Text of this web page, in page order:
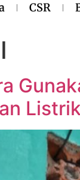
CSR